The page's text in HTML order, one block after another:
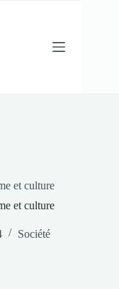
et culture
et culture
Société